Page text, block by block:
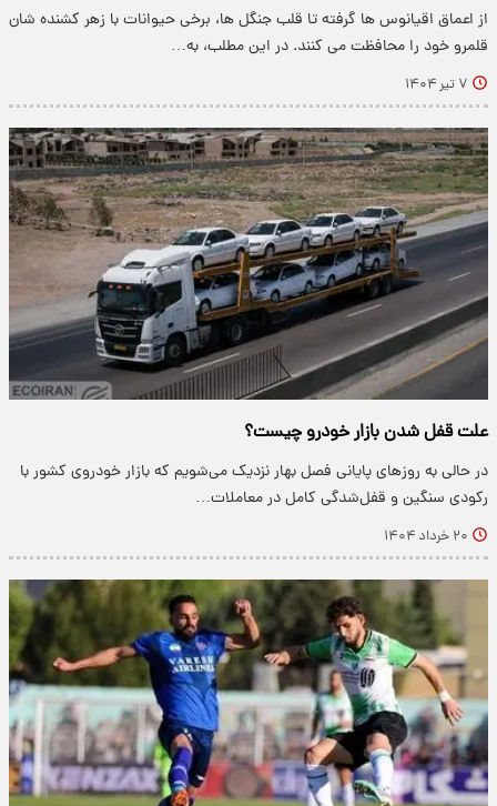
از اعماق اقیانوس ها گرفته تا قلب جنگل ها، برخی حیوانات با زهر کشنده شان
قلمرو خود را محافظت می کنند. در این مطلب، به…
۷ تیر ۱۴۰۴
علت قفل شدن بازار خودرو چیست؟
در حالی‌‌‌ به روزهای پایانی فصل بهار نزدیک می‌شویم که بازار خودروی کشور با
رکودی سنگین و قفل‌‌‌شدگی کامل در معاملات…
۲۰ خرداد ۱۴۰۴